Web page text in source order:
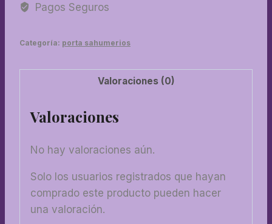
cantidad
Pagos Seguros
Categoría: porta sahumerios
Valoraciones (0)
Valoraciones
No hay valoraciones aún.
Solo los usuarios registrados que hayan
comprado este producto pueden hacer
una valoración.